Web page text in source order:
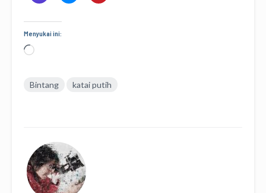
Menyukai ini:
Memuat...
Bintang katai putih